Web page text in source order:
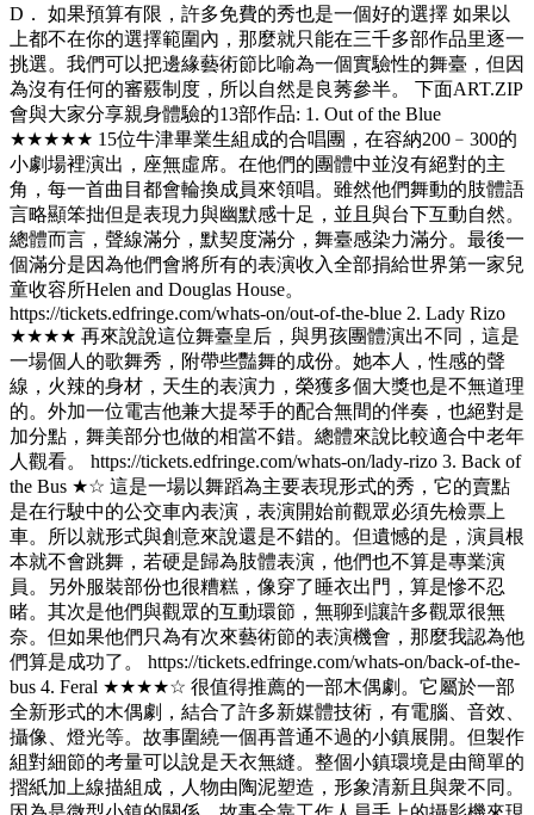
D． 如果預算有限，許多免費的秀也是一個好的選擇 如果以
上都不在你的選擇範圍內，那麼就只能在三千多部作品里逐一
挑選。我們可以把邊緣藝術節比喻為一個實驗性的舞臺，但因
為沒有任何的審覈制度，所以自然是良莠參半。 下面ART.ZIP
會與大家分享親身體驗的13部作品: 1. Out of the Blue
★★★★★ 15位牛津畢業生組成的合唱團，在容納200﹣300的
小劇場裡演出，座無虛席。在他們的團體中並沒有絕對的主
角，每一首曲目都會輪換成員來領唱。雖然他們舞動的肢體語
言略顯笨拙但是表現力與幽默感十足，並且與台下互動自然。
總體而言，聲線滿分，默契度滿分，舞臺感染力滿分。最後一
個滿分是因為他們會將所有的表演收入全部捐給世界第一家兒
童收容所Helen and Douglas House。
https://tickets.edfringe.com/whats-on/out-of-the-blue 2. Lady Rizo
★★★★ 再來說說這位舞臺皇后，與男孩團體演出不同，這是
一場個人的歌舞秀，附帶些豔舞的成份。她本人，性感的聲
線，火辣的身材，天生的表演力，榮獲多個大獎也是不無道理
的。外加一位電吉他兼大提琴手的配合無間的伴奏，也絕對是
加分點，舞美部分也做的相當不錯。總體來說比較適合中老年
人觀看。 https://tickets.edfringe.com/whats-on/lady-rizo 3. Back of
the Bus ★☆ 這是一場以舞蹈為主要表現形式的秀，它的賣點
是在行駛中的公交車內表演，表演開始前觀眾必須先檢票上
車。所以就形式與創意來說還是不錯的。但遺憾的是，演員根
本就不會跳舞，若硬是歸為肢體表演，他們也不算是專業演
員。另外服裝部份也很糟糕，像穿了睡衣出門，算是慘不忍
睹。其次是他們與觀眾的互動環節，無聊到讓許多觀眾很無
奈。但如果他們只為有次來藝術節的表演機會，那麼我認為他
們算是成功了。 https://tickets.edfringe.com/whats-on/back-of-the-
bus 4. Feral ★★★★☆ 很值得推薦的一部木偶劇。它屬於一部
全新形式的木偶劇，結合了許多新媒體技術，有電腦、音效、
攝像、燈光等。故事圍繞一個再普通不過的小鎮展開。但製作
組對細節的考量可以說是天衣無縫。整個小鎮環境是由簡單的
摺紙加上線描組成，人物由陶泥塑造，形象清新且與衆不同。